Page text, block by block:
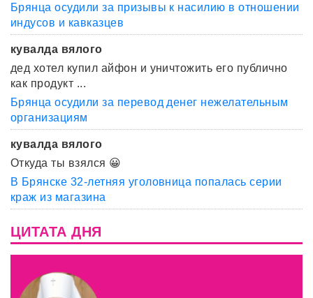
Брянца осудили за призывы к насилию в отношении
индусов и кавказцев
кувалда вялого
дед хотел купил айфон и уничтожить его публично
как продукт ...
Брянца осудили за перевод денег нежелательным
организациям
кувалда вялого
Откуда ты взялся 😀
В Брянске 32-летняя уголовница попалась серии
краж из магазина
ЦИТАТА ДНЯ